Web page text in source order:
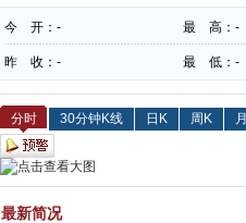
今 开： - 最 高： -
昨 收： - 最 低： -
分时 30分钟K线 日K 周K
最新简况